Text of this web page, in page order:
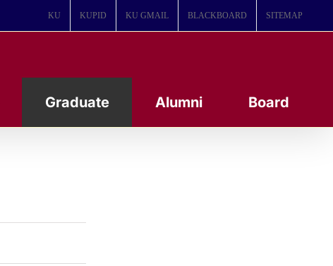
KU KUPID KU GMAIL BLACKBOARD SITEMAP
Graduate Alumni Board